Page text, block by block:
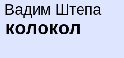
Вадим Штепа